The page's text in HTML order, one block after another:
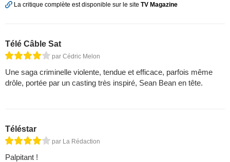
La critique complète est disponible sur le site TV Magazine
Télé Câble Sat
par Cédric Melon
Une saga criminelle violente, tendue et efficace, parfois même
drôle, portée par un casting très inspiré, Sean Bean en tête.
Téléstar
par La Rédaction
Palpitant !